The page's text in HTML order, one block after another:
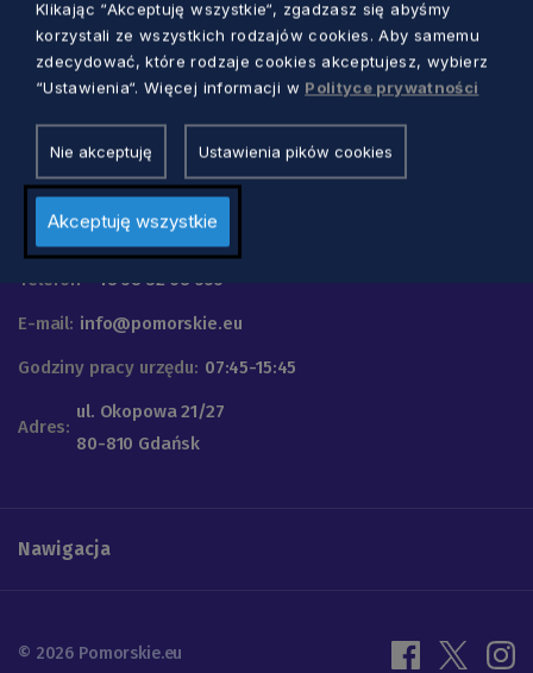
Urząd Marszałkowski
Województwa Pomorskiego
Telefon +48 58 32 68 555
E-mail: info@pomorskie.eu
Godziny pracy urzędu: 07:45-15:45
Adres:
ul. Okopowa 21/27
80-810 Gdańsk
Nawigacja
© 2026 Pomorskie.eu
Klikając “Akceptuję wszystkie“, zgadzasz się abyśmy
korzystali ze wszystkich rodzajów cookies. Aby samemu
zdecydować, które rodzaje cookies akceptujesz, wybierz
“Ustawienia“. Więcej informacji w Polityce prywatności
Nie akceptuję Ustawienia pików cookies
Akceptuję wszystkie